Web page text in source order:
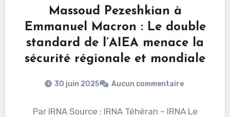
Massoud Pezeshkian à
Emmanuel Macron : Le double
standard de l’AIEA menace la
sécurité régionale et mondiale
30 juin 2025 Aucun commentaire
Par IRNA Source : IRNA Téhéran – IRNA Le